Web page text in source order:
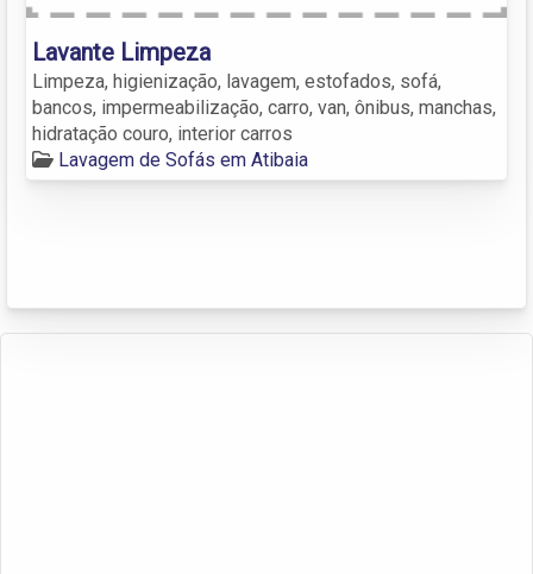
Lavante Limpeza
Limpeza, higienização, lavagem, estofados, sofá,
bancos, impermeabilização, carro, van, ônibus, manchas,
hidratação couro, interior carros
Lavagem de Sofás em Atibaia